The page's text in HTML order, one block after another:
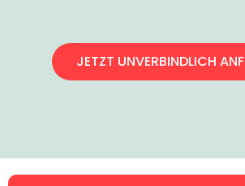
JETZT UNVERBINDLICH